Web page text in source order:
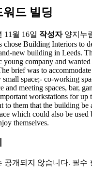
드 빌딩
11월 16일 작성자양지누
chose Building Interiors to
new building in Leeds.
young company and
brief was to
space;- co-working
and meeting spaces, bar,
workstations for up
to them that the building be
which could also be used
themselves.
공개되지 않습니다. 필수